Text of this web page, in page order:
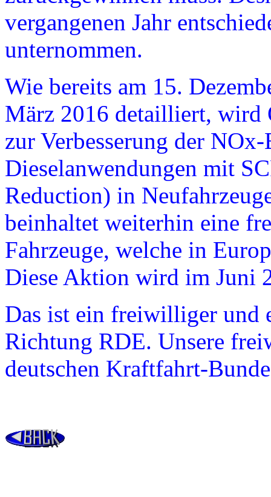
vergangenen Jahr
unternommen.
Wie bereits am 15.
März 2016 detailliert, wird
zur Verbesserung der
Dieselanwendungen mit
Reduction) in
beinhaltet weiterhin eine
Fahrzeuge, welche in
Diese Aktion wird im Juni
Das ist ein freiwilliger und
Richtung RDE. Unsere
deutschen Kraftfahrt-